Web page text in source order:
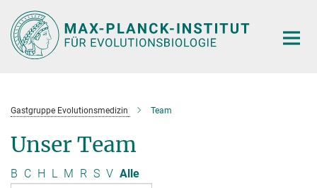
Hauptinhalt
Gastgruppe Evolutionsmedizin Team
Unser Team
B C H L M R S V Alle